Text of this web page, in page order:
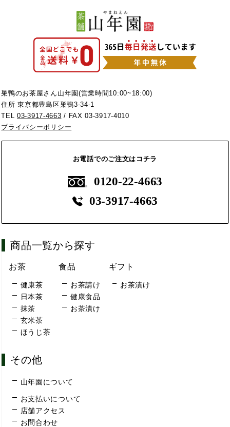
巣鴨のお茶屋さん山年園(営業時間10:00~18:00)
住所 東京都豊島区巣鴨3-34-1
TEL03-3917-4663 / FAX 03-3917-4010
プライバシーポリシー
お電話でのご注文はコチラ
0120-22-4663
03-3917-4663
商品一覧から探す
お茶
健康茶
日本茶
抹茶
玄米茶
ほうじ茶
食品
お茶請け
健康食品
お茶漬け
ギフト
お茶漬け
その他
山年園について
お支払いについて
店舗アクセス
お問合わせ